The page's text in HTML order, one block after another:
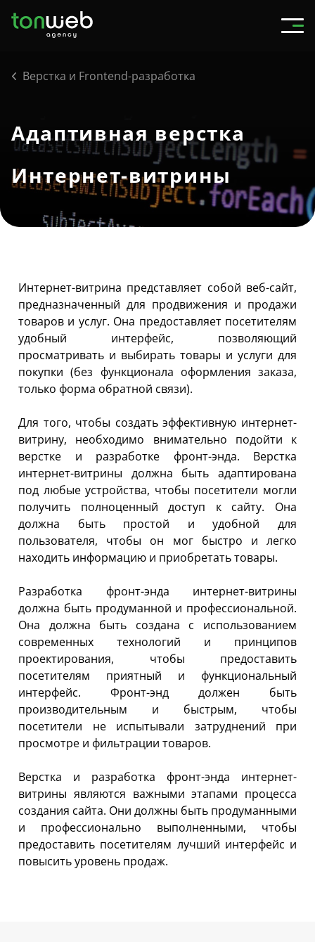
Верстка и Frontend-разработка
Адаптивная верстка
Интернет-витрины
Интернет-витрина представляет собой веб-сайт,
предназначенный для продвижения и продажи
товаров и услуг. Она предоставляет посетителям
удобный интерфейс, позволяющий
просматривать и выбирать товары и услуги для
покупки (без функционала оформления заказа,
только форма обратной связи).
Для того, чтобы создать эффективную интернет-
витрину, необходимо внимательно подойти к
верстке и разработке фронт-энда. Верстка
интернет-витрины должна быть адаптирована
под любые устройства, чтобы посетители могли
получить полноценный доступ к сайту. Она
должна быть простой и удобной для
пользователя, чтобы он мог быстро и легко
находить информацию и приобретать товары.
Разработка фронт-энда интернет-витрины
должна быть продуманной и профессиональной.
Она должна быть создана с использованием
современных технологий и принципов
проектирования, чтобы предоставить
посетителям приятный и функциональный
интерфейс. Фронт-энд должен быть
производительным и быстрым, чтобы
посетители не испытывали затруднений при
просмотре и фильтрации товаров.
Верстка и разработка фронт-энда интернет-
витрины являются важными этапами процесса
создания сайта. Они должны быть продуманными
и профессионально выполненными, чтобы
предоставить посетителям лучший интерфейс и
повысить уровень продаж.